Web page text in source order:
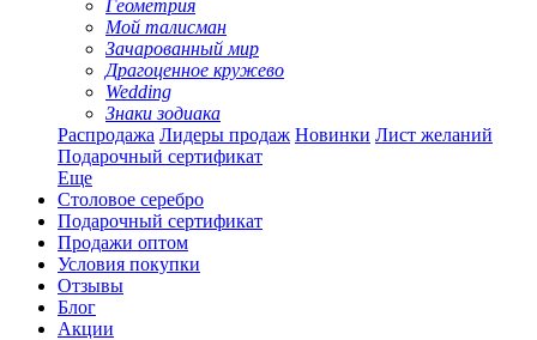
Геометрия
Мой талисман
Зачарованный мир
Драгоценное кружево
Wedding
Знаки зодиака
Распродажа Лидеры продаж Новинки Лист желаний
Подарочный сертификат
Еще
Столовое серебро
Подарочный сертификат
Продажи оптом
Условия покупки
Отзывы
Блог
Акции